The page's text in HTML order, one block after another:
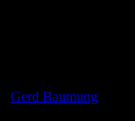
Gerd Baumung